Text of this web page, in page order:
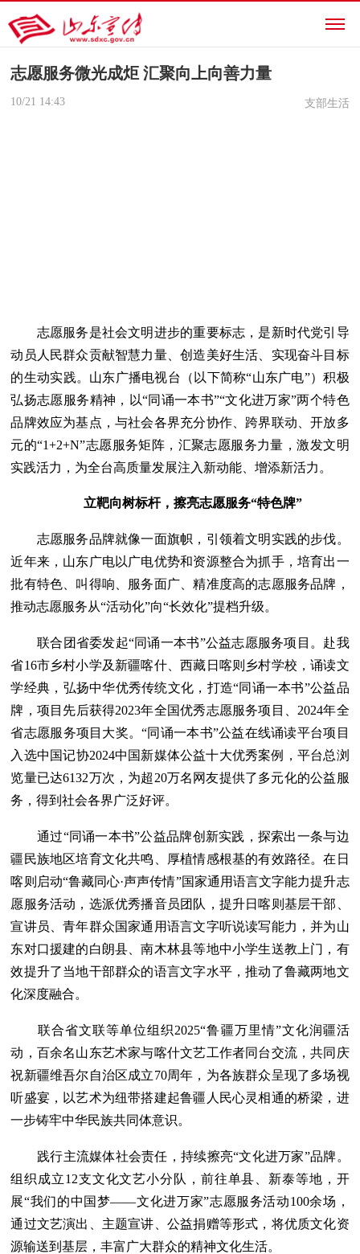
志愿服务微光成炬 汇聚向上向善力量
10/21 14:43 支部生活
志愿服务是社会文明进步的重要标志，是新时代党引导
动员人民群众贡献智慧力量、创造美好生活、实现奋斗目标
的生动实践。山东广播电视台（以下简称“山东广电”）积极
弘扬志愿服务精神，以“同诵一本书”“文化进万家”两个特色
品牌效应为基点，与社会各界充分协作、跨界联动、开放多
元的“1+2+N”志愿服务矩阵，汇聚志愿服务力量，激发文明
实践活力，为全台高质量发展注入新动能、增添新活力。
立靶向树标杆，擦亮志愿服务“特色牌”
志愿服务品牌就像一面旗帜，引领着文明实践的步伐。
近年来，山东广电以广电优势和资源整合为抓手，培育出一
批有特色、叫得响、服务面广、精准度高的志愿服务品牌，
推动志愿服务从“活动化”向“长效化”提档升级。
联合团省委发起“同诵一本书”公益志愿服务项目。赴我
省16市乡村小学及新疆喀什、西藏日喀则乡村学校，诵读文
学经典，弘扬中华优秀传统文化，打造“同诵一本书”公益品
牌，项目先后获得2023年全国优秀志愿服务项目、2024年全
省志愿服务项目大奖。“同诵一本书”公益在线诵读平台项目
入选中国记协2024中国新媒体公益十大优秀案例，平台总浏
览量已达6132万次，为超20万名网友提供了多元化的公益服
务，得到社会各界广泛好评。
通过“同诵一本书”公益品牌创新实践，探索出一条与边
疆民族地区培育文化共鸣、厚植情感根基的有效路径。在日
喀则启动“鲁藏同心·声声传情”国家通用语言文字能力提升志
愿服务活动，选派优秀播音员团队，提升日喀则基层干部、
宣讲员、青年群众国家通用语言文字听说读写能力，并为山
东对口援建的白朗县、南木林县等地中小学生送教上门，有
效提升了当地干部群众的语言文字水平，推动了鲁藏两地文
化深度融合。
联合省文联等单位组织2025“鲁疆万里情”文化润疆活
动，百余名山东艺术家与喀什文艺工作者同台交流，共同庆
祝新疆维吾尔自治区成立70周年，为各族群众呈现了多场视
听盛宴，以艺术为纽带搭建起鲁疆人民心灵相通的桥梁，进
一步铸牢中华民族共同体意识。
践行主流媒体社会责任，持续擦亮“文化进万家”品牌。
组织成立12支文化文艺小分队，前往单县、新泰等地，开
展“我们的中国梦——文化进万家”志愿服务活动100余场，
通过文艺演出、主题宣讲、公益捐赠等形式，将优质文化资
源输送到基层，丰富广大群众的精神文化生活。